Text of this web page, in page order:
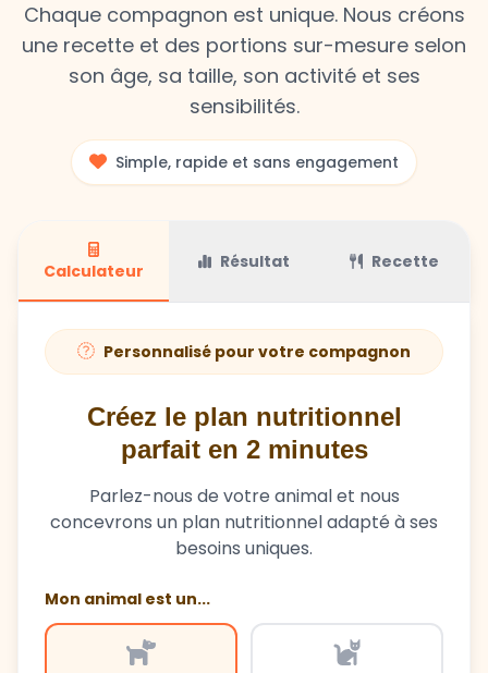
Chaque compagnon est unique. Nous créons
une recette et des portions sur-mesure selon
son âge, sa taille, son activité et ses
sensibilités.
Simple, rapide et sans engagement
Calculateur Résultat Recette
Personnalisé pour votre compagnon
Créez le plan nutritionnel
parfait en 2 minutes
Parlez-nous de votre animal et nous
concevrons un plan nutritionnel adapté à ses
besoins uniques.
Mon animal est un...